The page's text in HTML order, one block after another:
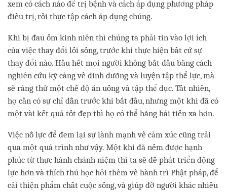
xem có cách nào để trị bệnh và cách áp dụng phương pháp
điều trị, rồi thực tập cách áp dụng chúng.
Khi bị đau ốm kinh niên thì chúng ta phải tin vào lợi ích
của việc thay đổi lối sống, trước khi thực hiện bất cứ sự
thay đổi nào. Hầu hết mọi người không bắt đầu bằng cách
nghiên cứu kỹ càng về dinh dưỡng và luyện tập thể lực, mà
sẽ ráng thử một chế độ ăn uống và tập thể dục. Tất nhiên,
họ cần có sự chỉ dẫn trước khi bắt đầu, nhưng một khi đã có
một vài kết quả tốt đẹp thì họ có thể hăng hái tiến xa hơn.
Việc nỗ lực để đem lại sự lành mạnh về cảm xúc cũng trải
qua một quá trình như vậy. Một khi đã nếm được hạnh
phúc từ thực hành chánh niệm thì ta sẽ dễ phát triển động
lực hơn và thích thú học hỏi thêm về hành trì Phật pháp, để
cải thiện phẩm chất cuộc sống, và giúp đỡ người khác nhiều